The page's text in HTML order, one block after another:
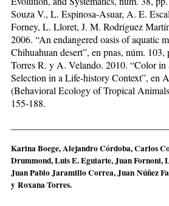
Souza V., L. Espinosa-Asuar, A. E.
Forney, L. Lloret, J. M. Rodríguez
2006. “An endangered oasis of aquatic
Chihuahuan desert”, en pnas, núm.
Torres R. y A. Velando. 2010. “Color
Selection in a Life-history Context”, en
(Behavioral Ecology of Tropical
155-188.
Karina Boege, Alejandro Córdoba, Carlos
Drummond, Luis E. Eguiarte, Juan Fornoni,
Juan Pablo Jaramillo Correa, Juan Núñez
y Roxana Torres.